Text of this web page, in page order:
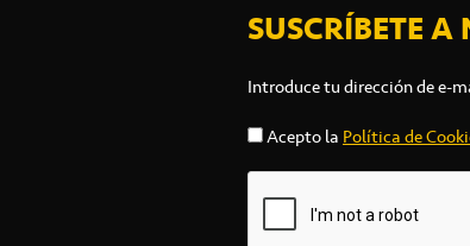
SUSCRÍBETE
Introduce tu dirección de e-
Acepto la Política de